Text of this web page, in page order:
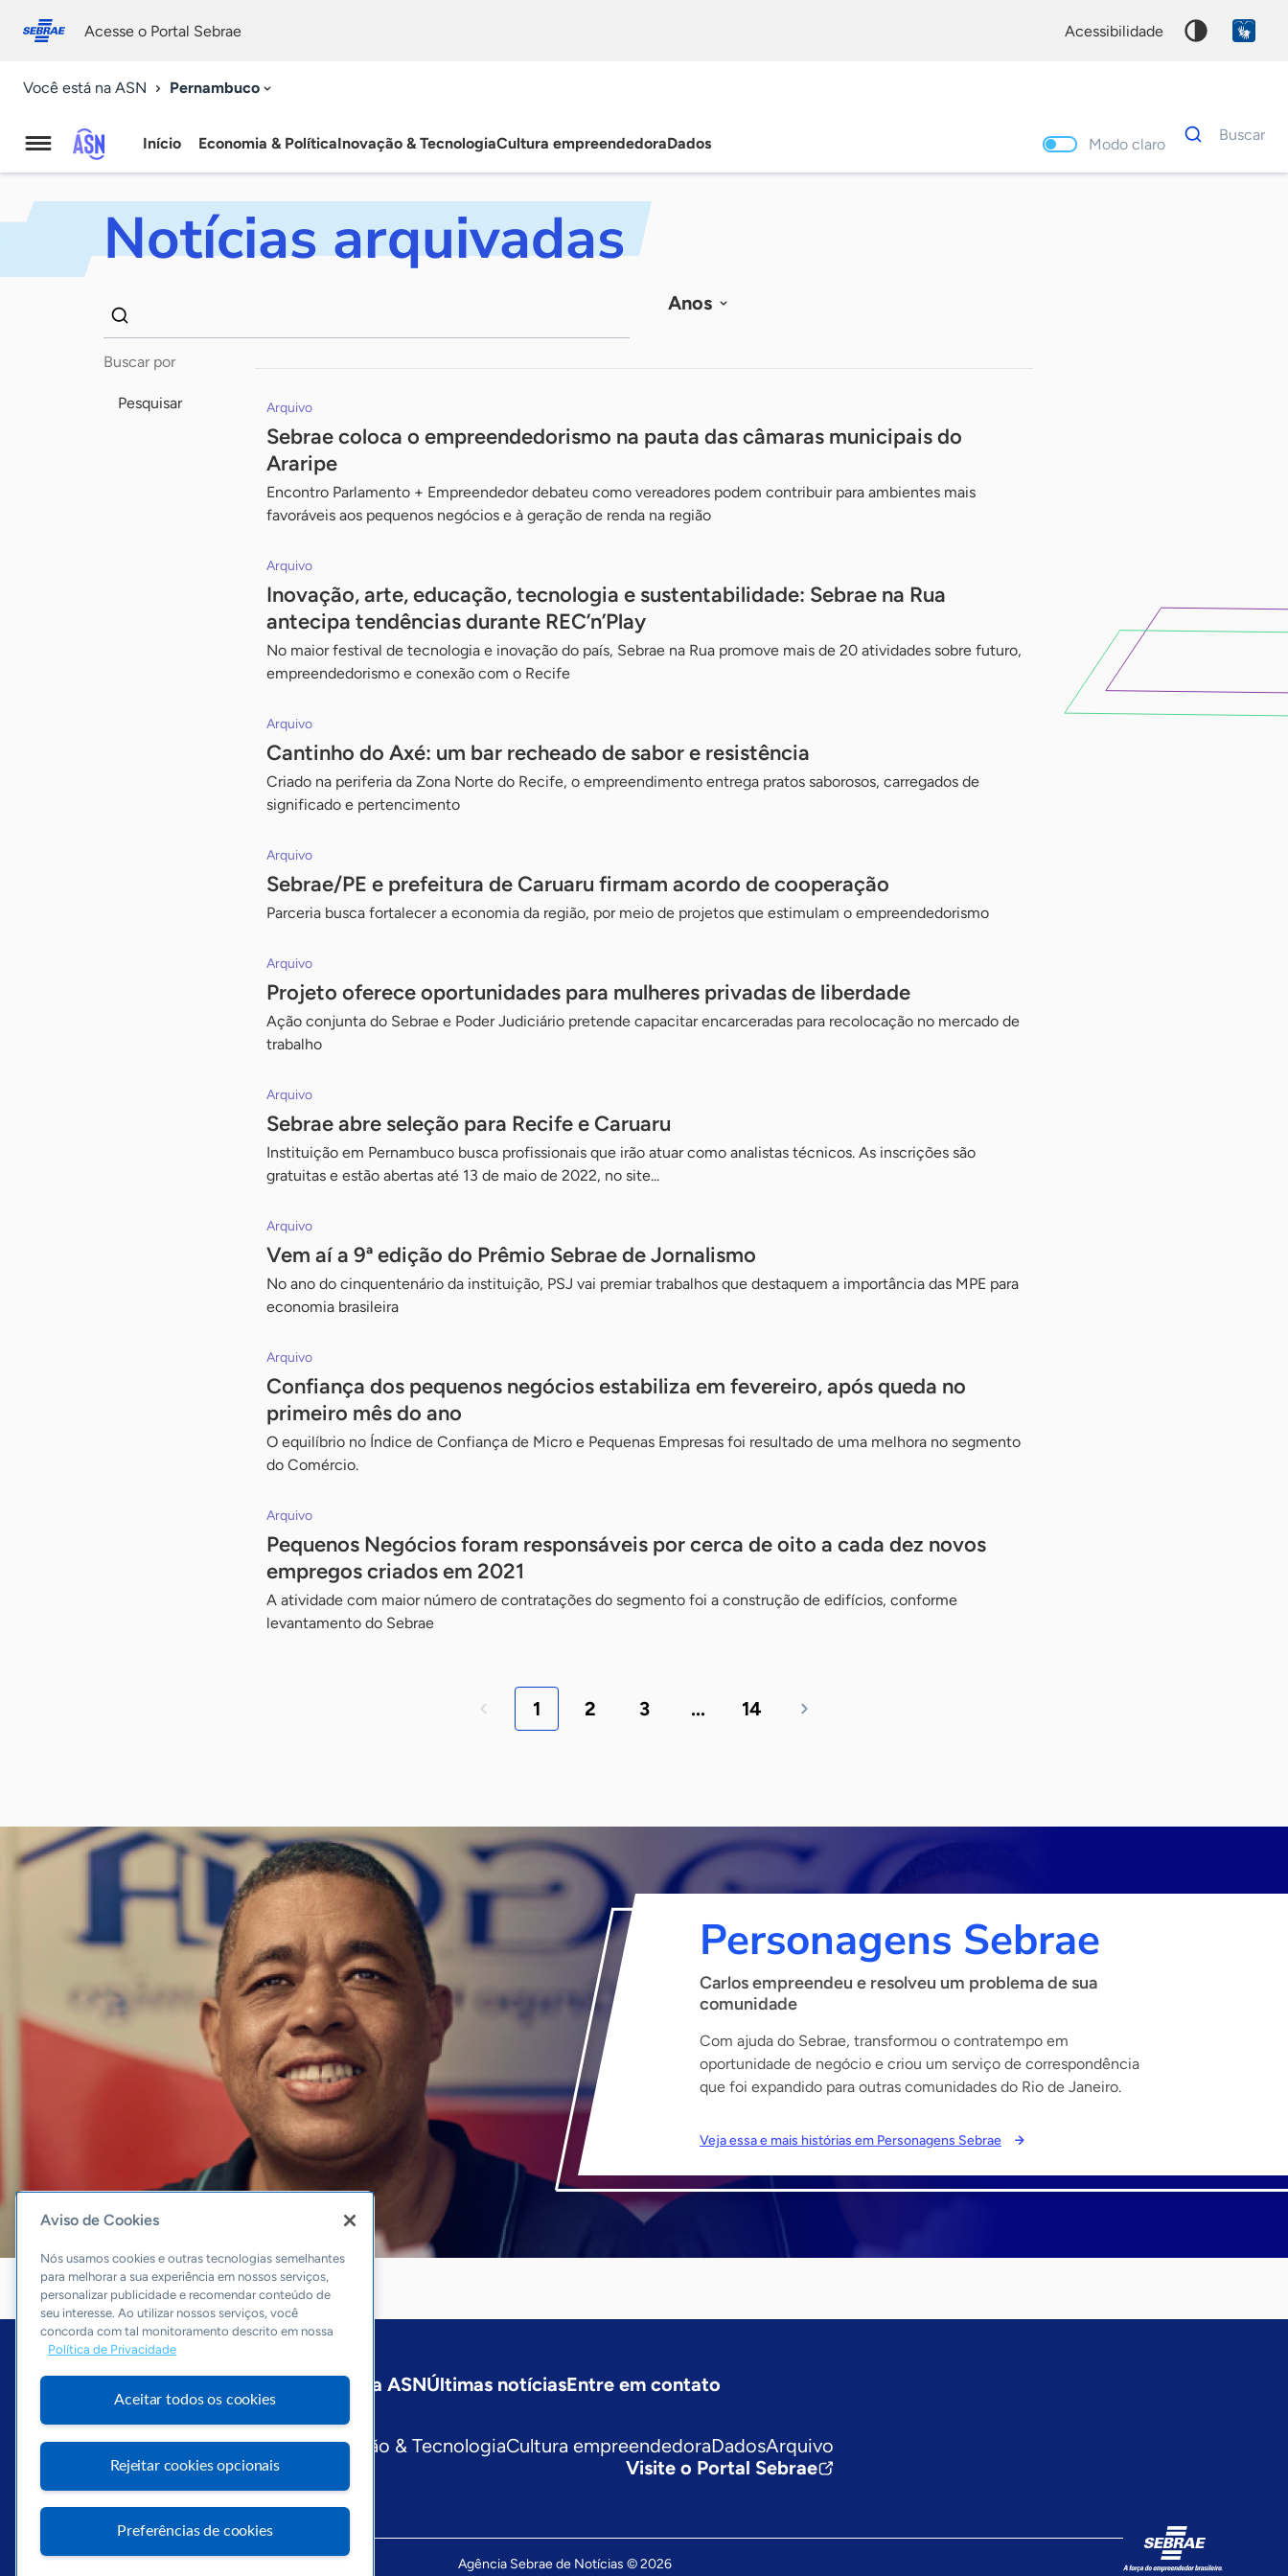
conosco
Acesse o Portal Sebrae acessibilidade
Você está na ASN Pernambuco
Agência
Sebrae
Notícias
Início Economia & PolíticaInovação & TecnologiaCultura empreendedoraDados Modo claro
Dados
para
Buscar
Notícias arquivadas
para
chave
Pesquisar
Anos
Arquivo
Sebrae coloca o empreendedorismo na pauta das câmaras municipais do
Araripe
Encontro Parlamento + Empreendedor debateu como vereadores podem contribuir para ambientes mais
favoráveis aos pequenos negócios e à geração de renda na região
Arquivo
Inovação, arte, educação, tecnologia e sustentabilidade: Sebrae na Rua
antecipa tendências durante REC’n’Play
No maior festival de tecnologia e inovação do país, Sebrae na Rua promove mais de 20 atividades sobre futuro,
empreendedorismo e conexão com o Recife
Arquivo
Cantinho do Axé: um bar recheado de sabor e resistência
Criado na periferia da Zona Norte do Recife, o empreendimento entrega pratos saborosos, carregados de
significado e pertencimento
Arquivo
Sebrae/PE e prefeitura de Caruaru firmam acordo de cooperação
Parceria busca fortalecer a economia da região, por meio de projetos que estimulam o empreendedorismo
Arquivo
Projeto oferece oportunidades para mulheres privadas de liberdade
Ação conjunta do Sebrae e Poder Judiciário pretende capacitar encarceradas para recolocação no mercado de
trabalho
Arquivo
Sebrae abre seleção para Recife e Caruaru
Instituição em Pernambuco busca profissionais que irão atuar como analistas técnicos. As inscrições são
gratuitas e estão abertas até 13 de maio de 2022, no site...
Arquivo
Vem aí a 9ª edição do Prêmio Sebrae de Jornalismo
No ano do cinquentenário da instituição, PSJ vai premiar trabalhos que destaquem a importância das MPE para
economia brasileira
Arquivo
Confiança dos pequenos negócios estabiliza em fevereiro, após queda no
primeiro mês do ano
O equilíbrio no Índice de Confiança de Micro e Pequenas Empresas foi resultado de uma melhora no segmento
do Comércio.
Arquivo
Pequenos Negócios foram responsáveis por cerca de oito a cada dez novos
empregos criados em 2021
A atividade com maior número de contratações do segmento foi a construção de edifícios, conforme
levantamento do Sebrae
1 2 3 ... 14
Personagens Sebrae
Carlos empreendeu e resolveu um problema de sua
comunidade
Com ajuda do Sebrae, transformou o contratempo em
oportunidade de negócio e criou um serviço de correspondência
que foi expandido para outras comunidades do Rio de Janeiro.
Veja essa e mais histórias em Personagens Sebrae
Sobre a ASNÚltimas notíciasEntre em contato
Editorias
Economia & PolíticaInovação & TecnologiaCultura empreendedoraDadosArquivo
Visite o Portal Sebrae
Agência Sebrae de Notícias © 2026
Aviso de Cookies
Nós usamos cookies e outras tecnologias semelhantes
para melhorar a sua experiência em nossos serviços,
personalizar publicidade e recomendar conteúdo de
seu interesse. Ao utilizar nossos serviços, você
concorda com tal monitoramento descrito em nossa
Política de Privacidade
Aceitar todos os cookies
Rejeitar cookies opcionais
Preferências de cookies